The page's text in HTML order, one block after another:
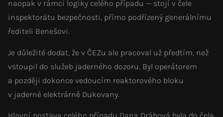
naopak v rámci logiky celého případu — stojí v čele
inspektorátu bezpečnosti, přímo podřízený generálnímu
řediteli Benešovi.
Je důležité dodat, že v ČEZu ale pracoval už předtím, než
vstoupil do služeb jaderného dozoru. Byl operátorem
a později dokonce vedoucím reaktorového bloku
v jaderné elektrárně Dukovany.